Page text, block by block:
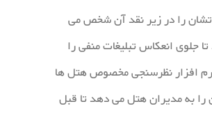
را در زیر نقد آن شخص می
جلوی انعکاس تبلیغات منفی را
افزار نظرسنجی مخصوص هتل ها
را به مدیران هتل می دهد تا قبل